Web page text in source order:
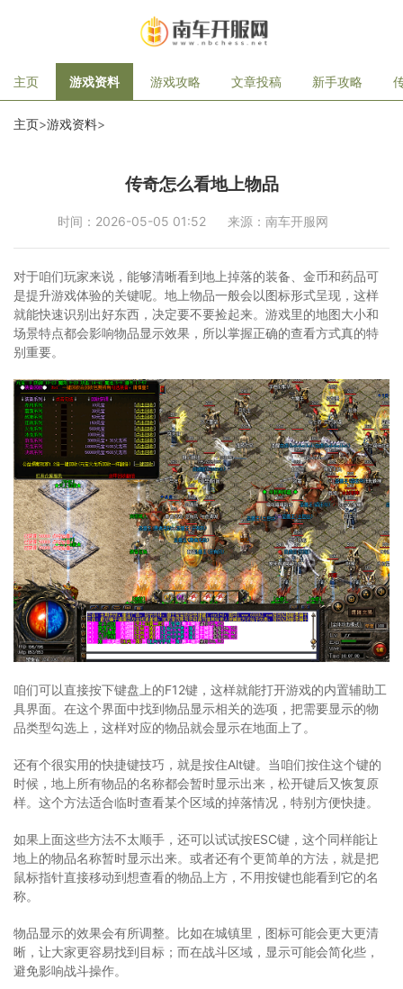
主页 游戏资料 游戏攻略 文章投稿 新手攻略
主页>游戏资料>
传奇怎么看地上物品
时间：2026-05-05 01:52 来源：南车开服网
对于咱们玩家来说，能够清晰看到地上掉落的装备、金币和药品可
是提升游戏体验的关键呢。地上物品一般会以图标形式呈现，这样
就能快速识别出好东西，决定要不要捡起来。游戏里的地图大小和
场景特点都会影响物品显示效果，所以掌握正确的查看方式真的特
别重要。
咱们可以直接按下键盘上的F12键，这样就能打开游戏的内置辅助工
具界面。在这个界面中找到物品显示相关的选项，把需要显示的物
品类型勾选上，这样对应的物品就会显示在地面上了。
还有个很实用的快捷键技巧，就是按住Alt键。当咱们按住这个键的
时候，地上所有物品的名称都会暂时显示出来，松开键后又恢复原
样。这个方法适合临时查看某个区域的掉落情况，特别方便快捷。
如果上面这些方法不太顺手，还可以试试按ESC键，这个同样能让
地上的物品名称暂时显示出来。或者还有个更简单的方法，就是把
鼠标指针直接移动到想查看的物品上方，不用按键也能看到它的名
称。
物品显示的效果会有所调整。比如在城镇里，图标可能会更大更清
晰，让大家更容易找到目标；而在战斗区域，显示可能会简化些，
避免影响战斗操作。